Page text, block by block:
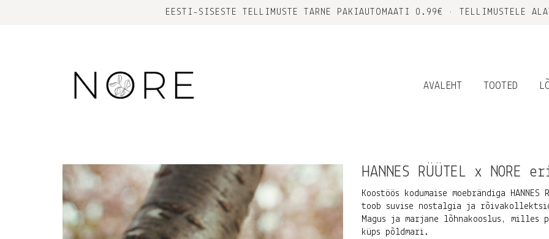
EESTI-SISESTE TELLIMUSTE TARNE PAKIAUTOMAATI 0.99€ • TELLIMUSTELE
AVALEHT TOOTED
HANNES RÜÜTEL x NORE
Koostöös kodumaise moebrändiga
toob suvise nostalgia ja
Magus ja marjane lõhnakooslus, milles
küps põldmari.